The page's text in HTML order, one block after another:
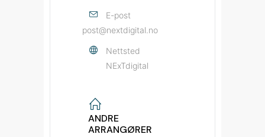
E-post
post@nextdigital.no
Nettsted
NExTdigital
ANDRE
ARRANGØRER